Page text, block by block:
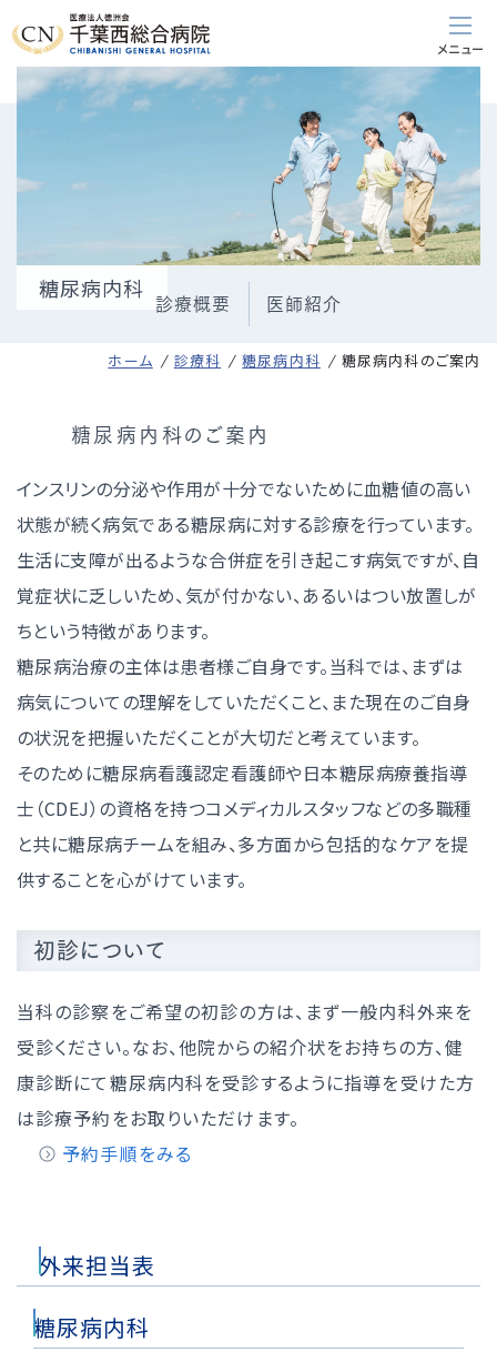
糖尿病内科
診療概要 医師紹介
ホーム 診療科 糖尿病内科 糖尿病内科のご案内
糖尿病内科のご案内
インスリンの分泌や作用が十分でないために血糖値の高い
状態が続く病気である糖尿病に対する診療を行っています。
生活に支障が出るような合併症を引き起こす病気ですが、自
覚症状に乏しいため、気が付かない、あるいはつい放置しが
ちという特徴があります。
糖尿病治療の主体は患者様ご自身です。当科では、まずは
病気についての理解をしていただくこと、また現在のご自身
の状況を把握いただくことが大切だと考えています。
そのために糖尿病看護認定看護師や日本糖尿病療養指導
士（CDEJ）の資格を持つコメディカルスタッフなどの多職種
と共に糖尿病チームを組み、多方面から包括的なケアを提
供することを心がけています。
初診について
当科の診察をご希望の初診の方は、まず一般内科外来を
受診ください。なお、他院からの紹介状をお持ちの方、健
康診断にて糖尿病内科を受診するように指導を受けた方
は診療予約をお取りいただけます。
予約手順をみる
外来担当表
糖尿病内科